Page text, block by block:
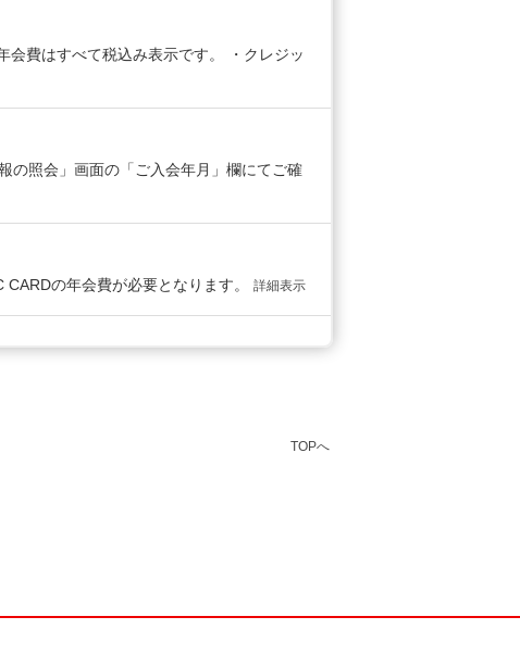
費はすべて税込み表示です。 ・クレジッ
の照会」画面の「ご入会年月」欄にてご確
の年会費が必要となります。 詳細表示
TOPへ